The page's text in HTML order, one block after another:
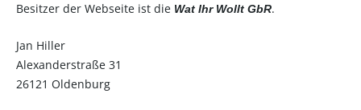
Besitzer der Webseite ist die Wat Ihr Wollt GbR.
Jan Hiller
Alexanderstraße 31
26121 Oldenburg